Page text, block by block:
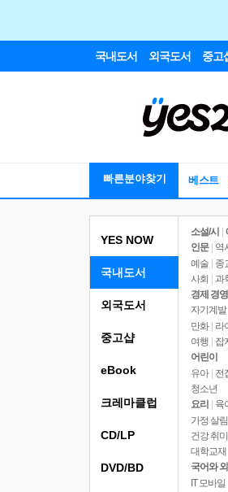
국내도서 외국도서 중고
빠른분야찾기 베스트
YES NOW
국내도서
소설/시
인문
역
예술 | 종
사회 | 과
경제 경영
자기계발
만화 | 라
여행
잡
어린이
유아 | 전
청소년
요리
육
가정 살림
건강 취미
대학교재
국어와
IT 모바일
외국도서
중고샵
eBook
크레마클럽
CD/LP
DVD/BD